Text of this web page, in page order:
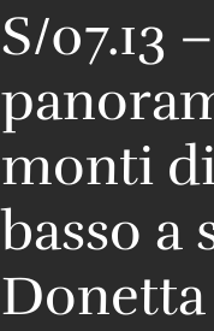
S/07.13
monti
basso a
Donetta